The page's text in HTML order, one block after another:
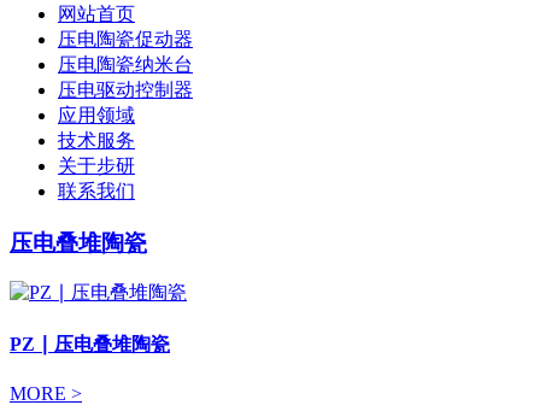
网站首页
压电陶瓷促动器
压电陶瓷纳米台
压电驱动控制器
应用领域
技术服务
关于步研
联系我们
压电叠堆陶瓷
PZ ∣ 压电叠堆陶瓷
MORE >